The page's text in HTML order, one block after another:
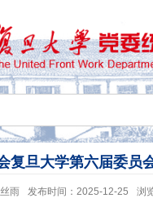
复旦大学第六届委员会
雨 发布时间：2025-12-25 浏